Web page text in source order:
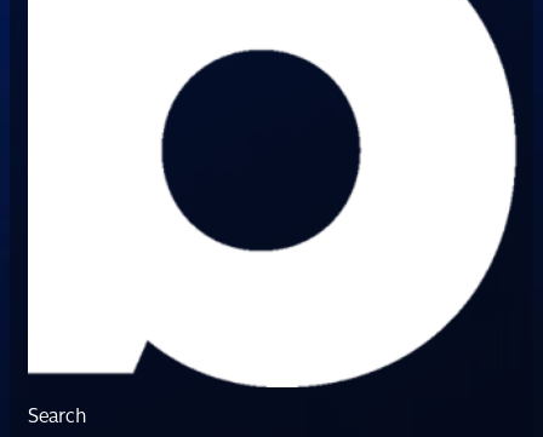
Search